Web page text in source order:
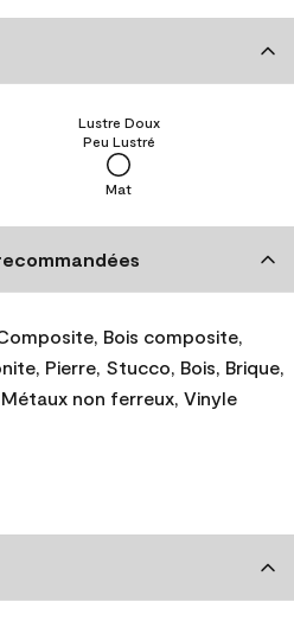
Mat
Peu Lustré
Lustre Doux
Bois composite,
Pierre, Stucco, Bois, Brique,
Métaux non ferreux, Vinyle